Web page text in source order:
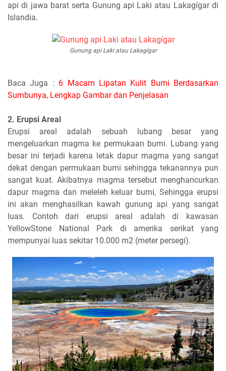
api di jawa barat serta Gunung api Laki atau Lakagígar di
Islandia.
Gunung api Laki atau Lakagígar
Baca Juga : 6 Macam Lipatan Kulit Bumi Berdasarkan
Sumbunya, Lengkap Gambar dan Penjelasan
2. Erupsi Areal
Erupsi areal adalah sebuah lubang besar yang
mengeluarkan magma ke permukaan bumi. Lubang yang
besar ini terjadi karena letak dapur magma yang sangat
dekat dengan permukaan bumi sehingga tekanannya pun
sangat kuat. Akibatnya magma tersebut menghancurkan
dapur magma dan meleleh keluar bumi, Sehingga erupsi
ini akan menghasilkan kawah gunung api yang sangat
luas. Contoh dari erupsi areal adalah di kawasan
YellowStone National Park di amerika serikat yang
mempunyai luas sekitar 10.000 m2 (meter persegi).